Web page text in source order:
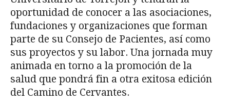
oportunidad de conocer a las asociaciones,
fundaciones y organizaciones que forman
parte de su Consejo de Pacientes, así como
sus proyectos y su labor. Una jornada muy
animada en torno a la promoción de la
salud que pondrá fin a otra exitosa edición
del Camino de Cervantes.